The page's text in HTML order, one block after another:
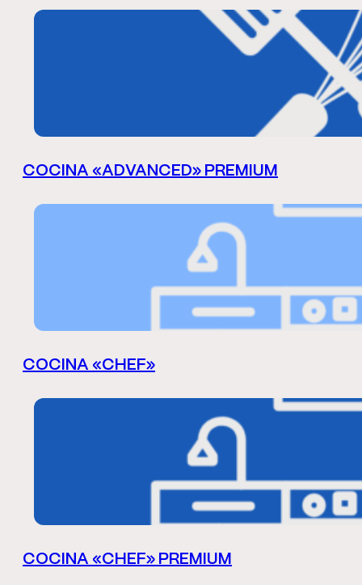
COCINA «ADVANCED» PREMIUM
COCINA «CHEF»
COCINA «CHEF» PREMIUM